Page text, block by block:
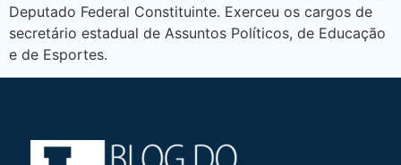
Deputado Federal Constituinte. Exerceu os cargos de
secretário estadual de Assuntos Políticos, de Educação
e de Esportes.